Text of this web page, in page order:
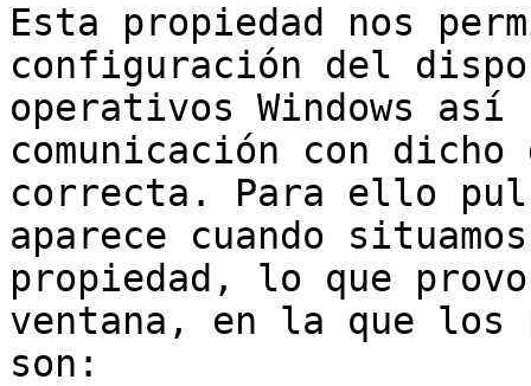
Esta propiedad nos
configuración del
operativos Windows
comunicación con
correcta. Para ello
aparece cuando
propiedad, lo que
ventana, en la que los
son: